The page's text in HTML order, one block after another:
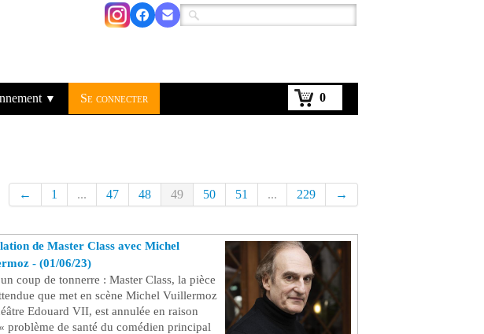
0
▼ Se connecter
← 1 ... 47 48 49 50 51 ... 229 →
de Master Class avec Michel
- (01/06/23)
un coup de tonnerre : Master Class, la pièce
que met en scène Michel Vuillermoz
Edouard VII, est annulée en raison
problème de santé du comédien principal